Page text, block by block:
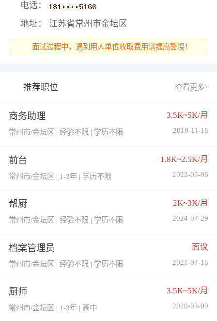
电话：
地址： 江苏省常州市金坛区
面试过程中，遇到用人单位收取费用请提高警惕！
推荐职位 查看更多>
商务助理 3.5K~5K/月
常州市/金坛区 | 经验不限 | 学历不限 2019-11-18
前台 1.8K~2.5K/月
常州市/金坛区 | 1-3年 | 学历不限 2022-05-06
帮厨 2K~3K/月
常州市/金坛区 | 经验不限 | 学历不限 2024-07-29
档案管理员 面议
常州市/金坛区 | 经验不限 | 学历不限 2021-07-18
厨师 3.5K~5K/月
常州市/金坛区 | 1-3年 | 高中 2020-03-09